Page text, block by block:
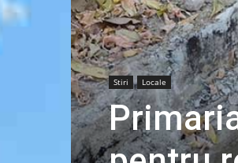
Stiri Locale